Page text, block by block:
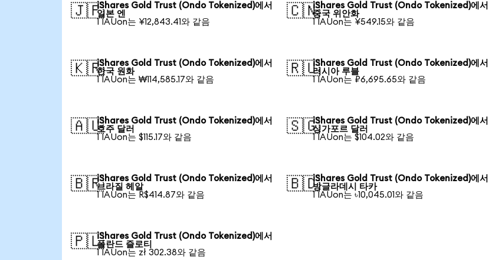
🇯🇵iShares Gold Trust (Ondo Tokenized)에서
일본 엔
1 IAUon는 ¥12,843.41와 같음
🇨🇳iShares Gold Trust (Ondo Tokenized)에서
중국 위안화
1 IAUon는 ¥549.15와 같음
🇰🇷iShares Gold Trust (Ondo Tokenized)에서
한국 원화
1 IAUon는 ₩114,585.17와 같음
🇷🇺iShares Gold Trust (Ondo Tokenized)에서
러시아 루블
1 IAUon는 ₽6,695.65와 같음
🇦🇺iShares Gold Trust (Ondo Tokenized)에서
호주 달러
1 IAUon는 $115.17와 같음
🇸🇬iShares Gold Trust (Ondo Tokenized)에서
싱가포르 달러
1 IAUon는 $104.02와 같음
🇧🇷iShares Gold Trust (Ondo Tokenized)에서
브라질 헤알
1 IAUon는 R$414.87와 같음
🇧🇩iShares Gold Trust (Ondo Tokenized)에서
방글라데시 타카
1 IAUon는 ৳10,045.01와 같음
🇵🇱iShares Gold Trust (Ondo Tokenized)에서
폴란드 즐로티
1 IAUon는 zł 302.38와 같음